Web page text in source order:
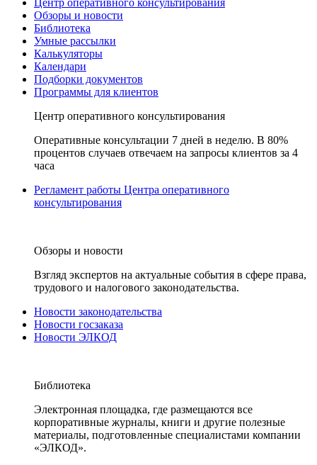
Центр оперативного консультирования
Обзоры и новости
Библиотека
Умные рассылки
Калькуляторы
Календари
Подборки документов
Программы для клиентов
Центр оперативного консультирования
Оперативные консультации 7 дней в неделю. В 80%
процентов случаев отвечаем на запросы клиентов за 4
часа
Регламент работы Центра оперативного
консультирования
Обзоры и новости
Взгляд экспертов на актуальные события в сфере права,
трудового и налогового законодательства.
Новости законодательства
Новости госзаказа
Новости ЭЛКОД
Библиотека
Электронная площадка, где размещаются все
корпоративные журналы, книги и другие полезные
материалы, подготовленные специалистами компании
«ЭЛКОД».